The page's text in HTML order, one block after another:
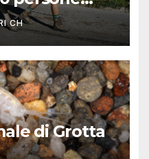
del
CH
di Grotta